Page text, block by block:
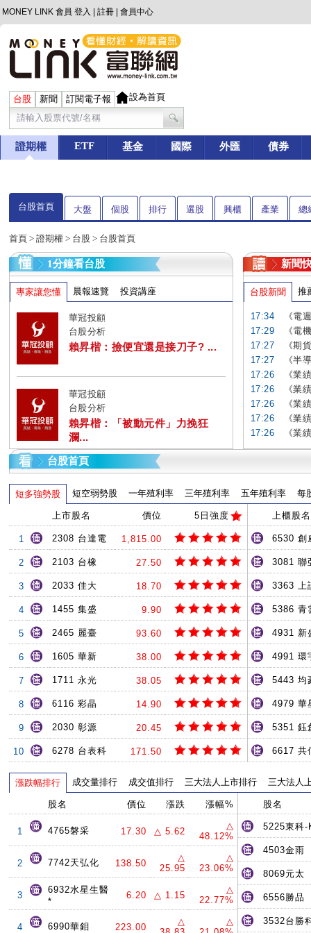
MONEY LINK 會員 登入 註冊 會員中心
台股 新聞 訂閱電子報 設為首頁
證期權 ETF 基金 國際 外匯 債券
台股首頁 大盤 個股 排行 選股 興櫃 產業 總
首頁 > 證期權 > 台股 > 台股首頁
1分鐘看台股
專家讓您懂 晨報速覽 投資講座
華冠投顧
台股分析
賴昇楷：撿便宜還是接刀子? ...
華冠投顧
台股分析
賴昇楷：「被動元件」力挽狂
瀾...
新聞
台股新聞 推
17:34
《電
17:29
《電
17:27
《期
17:27
《半
17:26
《業
17:26
《業
17:26
《業
17:26
《業
17:26
《業
台股首頁
短多強勢股 短空弱勢股 一年殖利率 三年殖利率 五年殖利率 每
上市股名 價位 5日強度
1 2308 台達電 1,815.00
2 2103 台橡 27.50
3 2033 佳大 18.70
4 1455 集盛 9.90
5 2465 麗臺 93.60
6 1605 華新 38.00
7 1711 永光 38.05
8 6116 彩晶 14.90
9 2030 彰源 20.45
10 6278 台表科 171.50
上櫃股名
6530 創
3081 聯
3363 上
5386 青
4931 新
4991 環
5443 均
4979 華
5351 鈺
6617 共
漲跌幅排行 成交量排行 成交值排行 三大法人上市排行 三大法人
股名 價位 漲跌 漲幅%
1 4765磐采 17.30 △ 5.62
△
48.12%
2 7742天弘化 138.50
△
25.95
△
23.06%
3
6932水星生醫
*
6.20 △ 1.15
△
22.77%
4 6990華鉬 223.00
△
△
股名
5225東科-
4503金雨
8069元太
6556勝品
3532台勝